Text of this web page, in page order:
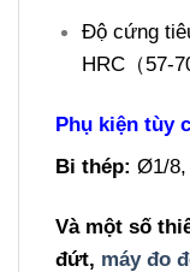
Độ cứng
HRC（57-
Phụ kiện tùy
Bi thép: Ø1/
Và một số
đứt, máy đo